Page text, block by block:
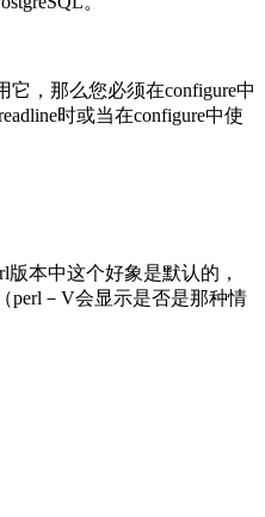
，那么您必须在configure中
时或当在configure中使
本中这个好象是默认的，
perl－V会显示是否是那种情